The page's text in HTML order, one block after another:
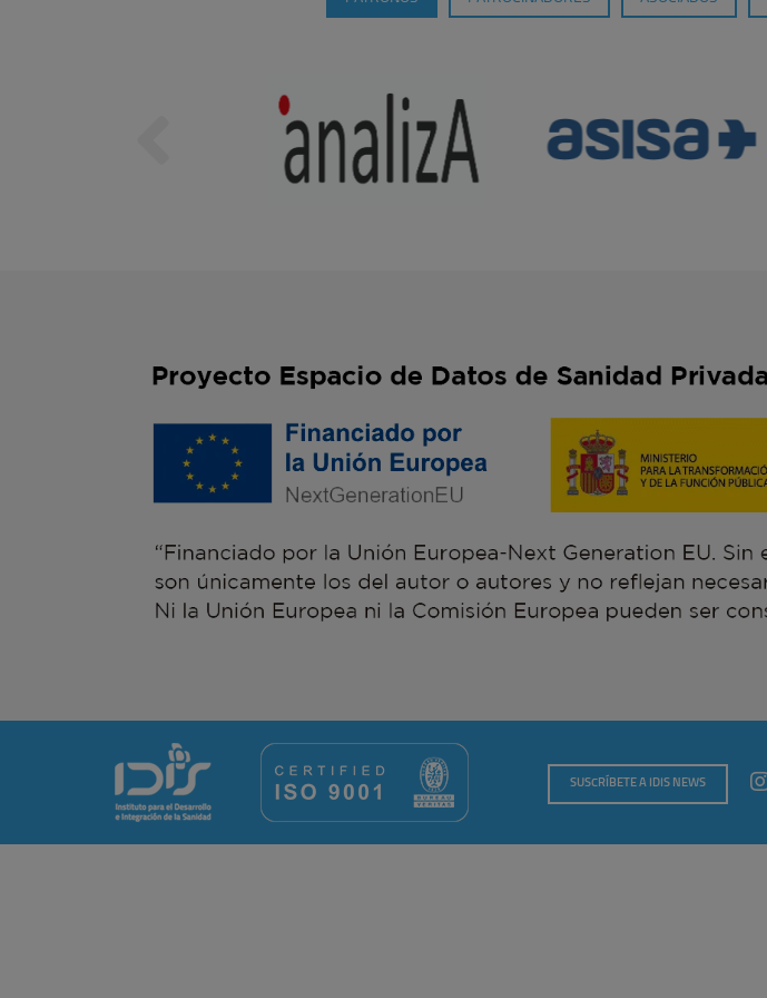
SUSCRÍBETE A IDIS NEWS